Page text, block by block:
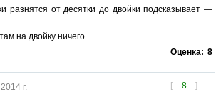
разнятся от десятки до двойки подсказывает —
на двойку ничего.
Оценка: 8
[ 8 ]
г.